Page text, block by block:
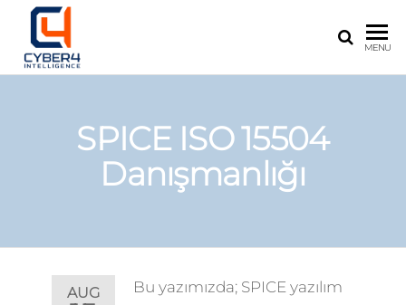
CYBER4INTELLIGENCE
MENU
SPICE ISO 15504
Danışmanlığı
AUG
Bu yazımızda; SPICE yazılım